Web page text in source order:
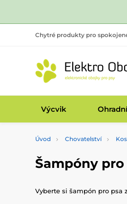
Chytré produkty pro
Výcvik
Úvod Chovatelství
Šampóny
Vyberte si šampón pro